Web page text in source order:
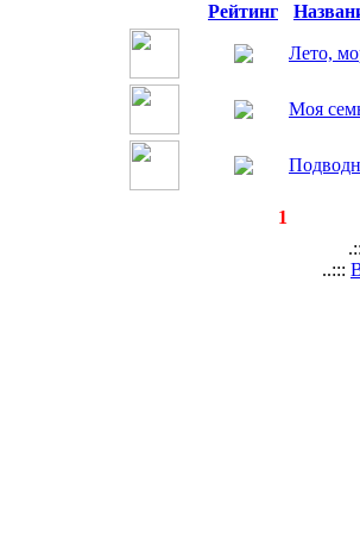
Рейтинг
Лето,
Моя
1
.::
..:::